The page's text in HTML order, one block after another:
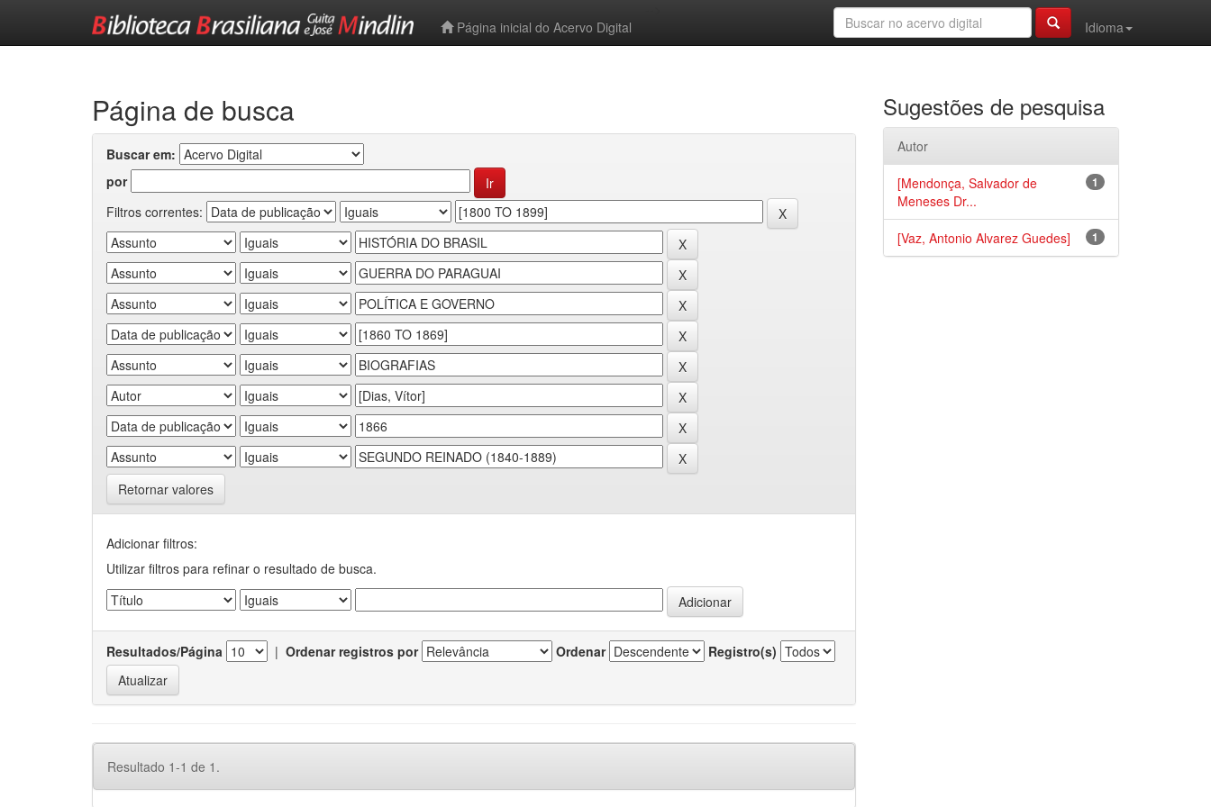
Página inicial do Acervo Digital
Idioma
Página de busca
Buscar em:
por
Filtros correntes:
Retornar valores
Adicionar filtros:
Utilizar filtros para refinar o resultado de busca.
Resultados/Página | Ordenar registros por Ordenar Registro(s)
Resultado 1-1 de 1.
Sugestões de pesquisa
Autor
1
[Mendonça, Salvador de
Meneses Dr...
1
[Vaz, Antonio Alvarez Guedes]